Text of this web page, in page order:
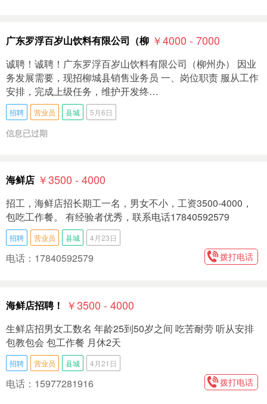
广东罗浮百岁山饮料有限公司（柳 ￥4000 - 7000
诚聘！诚聘！广东罗浮百岁山饮料有限公司（柳州办） 因业
务发展需要，现招柳城县销售业务员 一、岗位职责 服从工作
安排，完成上级任务，维护开发终…
招聘 营业员 县城 5月6日
信息已过期
海鲜店 ￥3500 - 4000
招工，海鲜店招长期工一名，男女不小，工资3500-4000，
包吃工作餐。 有经验者优秀，联系电话17840592579
招聘 营业员 县城 4月23日
电话：17840592579 拨打电话
海鲜店招聘！ ￥3500 - 4000
生鲜店招男女工数名 年龄25到50岁之间 吃苦耐劳 听从安排
包教包会 包工作餐 月休2天
招聘 营业员 县城 4月21日
电话：15977281916 拨打电话